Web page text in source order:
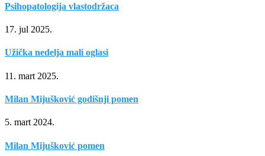
Psihopatologija vlastodržaca
17. jul 2025.
Užička nedelja mali oglasi
11. mart 2025.
Milan Mijušković godišnji pomen
5. mart 2024.
Milan Mijušković pomen